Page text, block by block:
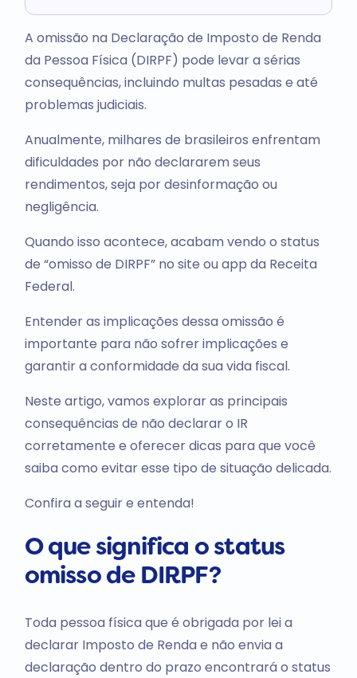
A omissão na Declaração de Imposto de Renda
da Pessoa Física (DIRPF) pode levar a sérias
consequências, incluindo multas pesadas e até
problemas judiciais.
Anualmente, milhares de brasileiros enfrentam
dificuldades por não declararem seus
rendimentos, seja por desinformação ou
negligência.
Quando isso acontece, acabam vendo o status
de “omisso de DIRPF” no site ou app da Receita
Federal.
Entender as implicações dessa omissão é
importante para não sofrer implicações e
garantir a conformidade da sua vida fiscal.
Neste artigo, vamos explorar as principais
consequências de não declarar o IR
corretamente e oferecer dicas para que você
saiba como evitar esse tipo de situação delicada.
Confira a seguir e entenda!
O que significa o status
omisso de DIRPF?
Toda pessoa física que é obrigada por lei a
declarar Imposto de Renda e não envia a
declaração dentro do prazo encontrará o status